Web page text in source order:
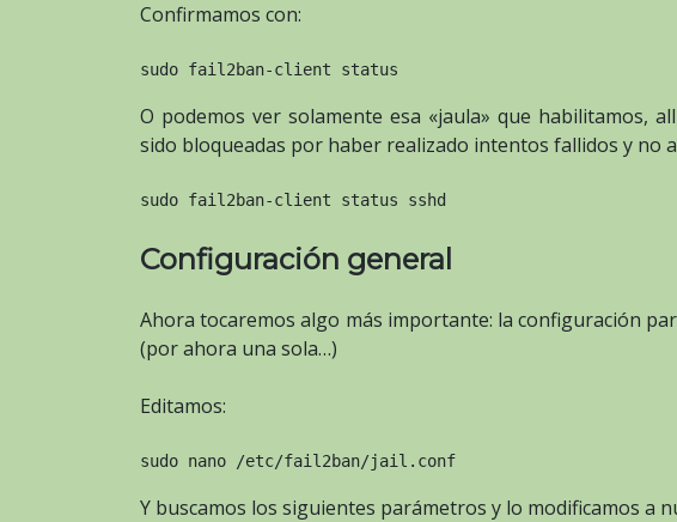
Confirmamos con:
sudo fail2ban-client status
O podemos ver solamente esa «jaula» que habilitamos,
sido bloqueadas por haber realizado intentos fallidos y no
sudo fail2ban-client status sshd
Configuración general
Ahora tocaremos algo más importante: la configuración
(por ahora una sola…)
Editamos:
sudo nano /etc/fail2ban/jail.conf
Y buscamos los siguientes parámetros y lo modificamos a